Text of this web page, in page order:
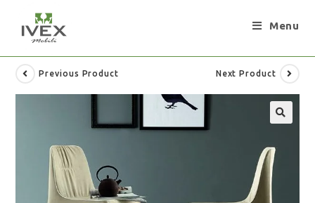
Menu
Previous Product Next Product